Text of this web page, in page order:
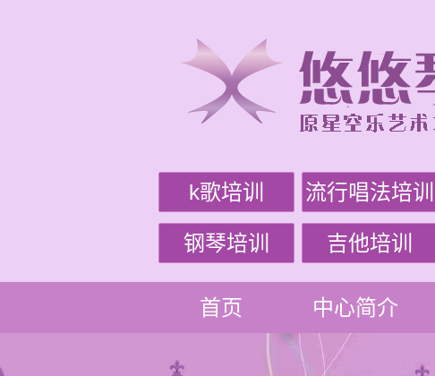
k歌培训 流行唱法培训
钢琴培训 吉他培训
首页 中心简介